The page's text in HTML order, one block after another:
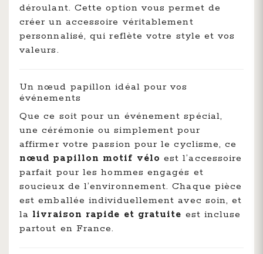
déroulant. Cette option vous permet de
créer un accessoire véritablement
personnalisé, qui reflète votre style et vos
valeurs.
Un nœud papillon idéal pour vos
événements
Que ce soit pour un événement spécial,
une cérémonie ou simplement pour
affirmer votre passion pour le cyclisme, ce
nœud papillon motif vélo est l’accessoire
parfait pour les hommes engagés et
soucieux de l’environnement. Chaque pièce
est emballée individuellement avec soin, et
la livraison rapide et gratuite est incluse
partout en France.